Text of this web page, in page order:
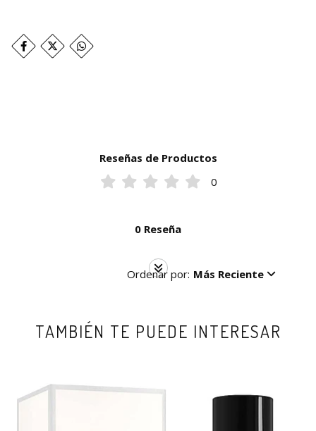
Reseñas de Productos
0
0 Reseña
Ordenar por: Más Reciente
TAMBIÉN TE PUEDE INTERESAR